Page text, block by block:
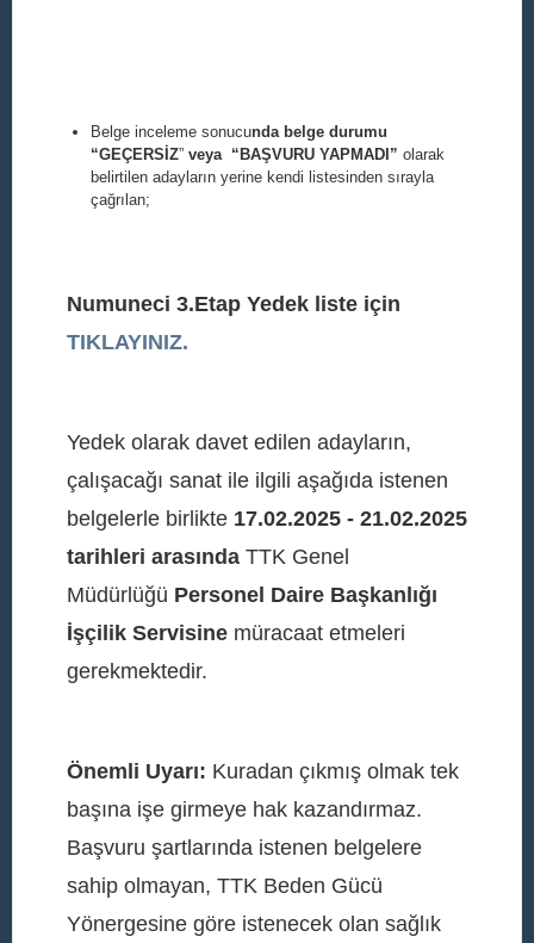
Belge inceleme sonucunda belge durumu
“GEÇERSİZ” veya “BAŞVURU YAPMADI” olarak
belirtilen adayların yerine kendi listesinden sırayla
çağrılan;
Numuneci 3.Etap Yedek liste için
TIKLAYINIZ.
Yedek olarak davet edilen adayların,
çalışacağı sanat ile ilgili aşağıda istenen
belgelerle birlikte 17.02.2025 - 21.02.2025
tarihleri arasında TTK Genel
Müdürlüğü Personel Daire Başkanlığı
İşçilik Servisine müracaat etmeleri
gerekmektedir.
Önemli Uyarı: Kuradan çıkmış olmak tek
başına işe girmeye hak kazandırmaz.
Başvuru şartlarında istenen belgelere
sahip olmayan, TTK Beden Gücü
Yönergesine göre istenecek olan sağlık